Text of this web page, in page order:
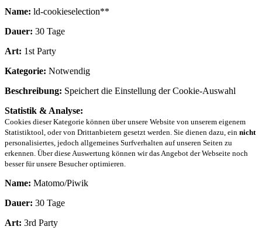
Name: ld-cookieselection**
Dauer: 30 Tage
Art: 1st Party
Kategorie: Notwendig
Beschreibung: Speichert die Einstellung der Cookie-Auswahl
Statistik & Analyse:
Cookies dieser Kategorie können über unsere Website von unserem eigenem
Statistiktool, oder von Drittanbietern gesetzt werden. Sie dienen dazu, ein nicht
personalisiertes, jedoch allgemeines Surfverhalten auf unseren Seiten zu
erkennen. Über diese Auswertung können wir das Angebot der Webseite noch
besser für unsere Besucher optimieren.
Name: Matomo/Piwik
Dauer: 30 Tage
Art: 3rd Party